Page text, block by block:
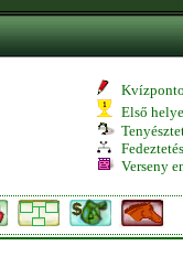
Első
Verseny